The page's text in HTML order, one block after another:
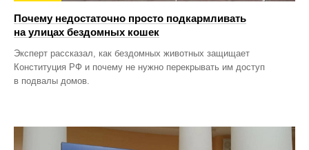
Почему недостаточно просто подкармливать
на улицах бездомных кошек
Эксперт рассказал, как бездомных животных защищает
Конституция РФ и почему не нужно перекрывать им доступ
в подвалы домов.